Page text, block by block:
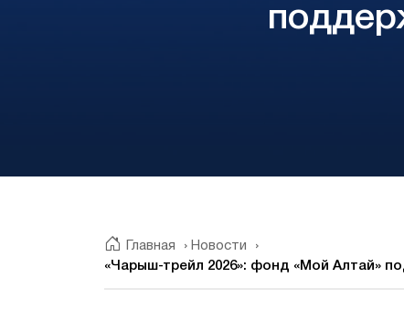
Главная › Новости
›
«Чарыш-трейл 2026»: фонд «Мой Алтай»